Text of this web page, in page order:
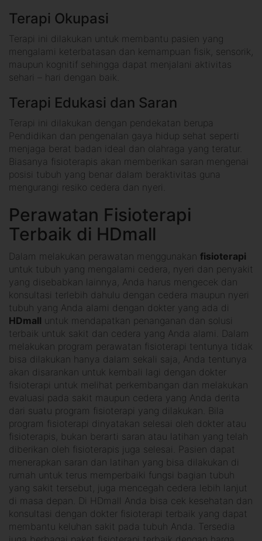
Terapi Okupasi
Terapi ini dilakukan untuk membantu pasien yang
mengalami keterbatasan dan kemampuan fisik, sensorik,
maupun kognitif sehingga dapat menjalani aktivitas
sehari – hari dengan baik.
Terapi Edukasi dan Saran
Terapi ini dilakukan dengan pendekatan berupa
Pendidikan dan pengenalan gaya hidup sehat seperti
menjaga berat badan ideal dan olahraga yang teratur.
Biasanya fisioterapis akan memberikan saran mengenai
posisi tubuh yang benar dalam beraktivitas guna
mengurangi resiko cedera dan nyeri.
Perawatan Fisioterapi
Terbaik di HDmall
Dalam melakukan perawatan menggunakan fisioterapi
untuk tubuh yang mengalami cedera, nyeri dan penyakit
yang disebabkan lainnya, Anda harus mengecek dan
konsultasi terlebih dahulu dengan cedera maupun nyeri
tubuh yang Anda alami dengan dokter yang ada di
HDmall untuk mendapatkan penanganan dan solusi
terbaik untuk sakit dan cedera yang Anda alami. Dalam
melakukan program perawatan fisioterapi tentunya tidak
bisa dilakukan hanya dalam sekali saja, Anda tentunya
akan disarankan untuk kembali lagi dengan dokter
fisioterapi untuk melihat perkembangan dan melakukan
evaluasi pada sakit maupun cedera yang Anda derita
dari suatu program fisioterapi yang dilakukan. Bila
program fisioterapi dinyatakan selesai oleh dokter atau
fisioterapis, bukan berarti saran atau latihan yang telah
diberikan oleh fisioterapis juga selesai. Pasien dapat
menerapkan saran dan latihan yang bisa dilakukan di
rumah untuk terus memperbaiki fungsi bagian tubuh
yang sakit tersebut, juga mencegah cedera lebih lanjut
di masa depan. Di HDmall Anda bisa cek kesehatan dan
konsultasi dengan dokter fisioterapi terbaik yang dapat
membantu keluhan sakit pada tubuh Anda. Tersedia